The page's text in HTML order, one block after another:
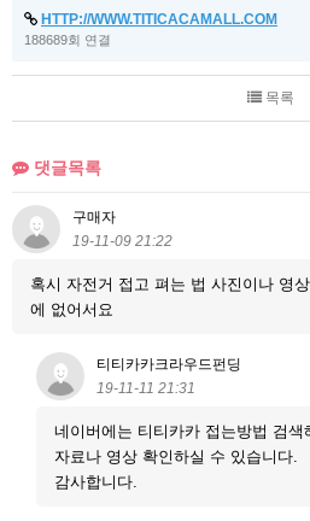
HTTP://WWW.TITICACAMALL.COM
188689회 연결
목록
댓글목록
구매자
19-11-09 21:22
혹시 자전거 접고 펴는 법 사진이나 영
에 없어서요
티티카카크라우드펀딩
19-11-11 21:31
네이버에는 티티카카 접는방법 검색
자료나 영상 확인하실 수 있습니다.
감사합니다.